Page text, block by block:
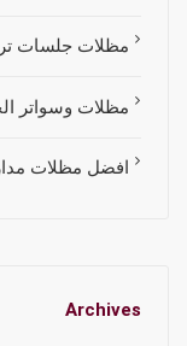
مظلات جلسات
مظلات وسواتر الخرج
افضل مظلات
Archives